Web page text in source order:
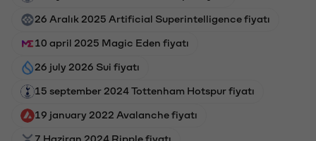
26 Aralık 2025 Artificial Superintelligence fiyatı
10 april 2025 Magic Eden fiyatı
26 july 2026 Sui fiyatı
15 september 2024 Tottenham Hotspur fiyatı
19 january 2022 Avalanche fiyatı
7 Haziran 2024 Ripple fiyatı